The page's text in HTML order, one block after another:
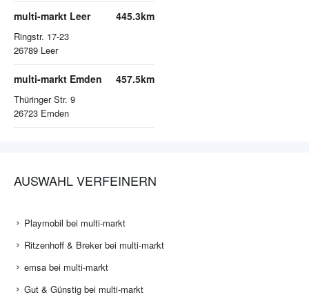
multi-markt Leer
Ringstr. 17-23
26789 Leer
445.3km
multi-markt Emden
Thüringer Str. 9
26723 Emden
457.5km
AUSWAHL VERFEINERN
Playmobil bei multi-markt
Ritzenhoff & Breker bei multi-markt
emsa bei multi-markt
Gut & Günstig bei multi-markt